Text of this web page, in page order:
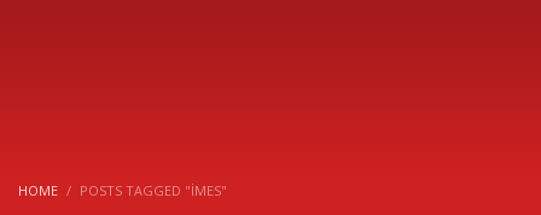
HOME POSTS TAGGED "İMES"